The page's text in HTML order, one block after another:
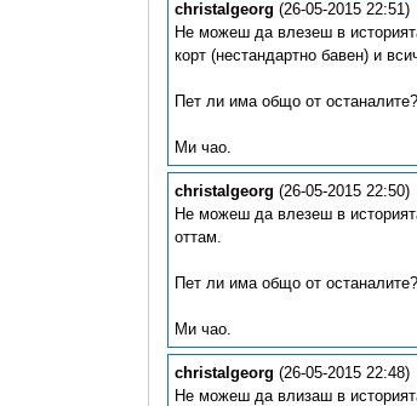
christalgeorg (26-05-2015 22:51)
Не можеш да влезеш в
корт (нестандартно бавен) и
Пет ли има общо от останалите?
Ми чао.
christalgeorg (26-05-2015 22:50)
Не можеш да влезеш в
оттам.
Пет ли има общо от останалите?
Ми чао.
christalgeorg (26-05-2015 22:48)
Не можеш да влизаш в